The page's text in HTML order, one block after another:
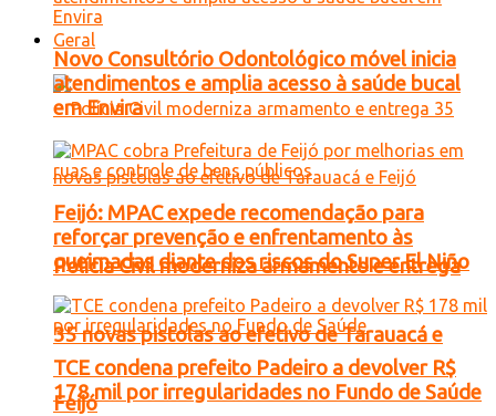
Geral
Polícia Civil moderniza armamento e entrega
35 novas pistolas ao efetivo de Tarauacá e
Feijó
Novo Consultório Odontológico móvel inicia
atendimentos e amplia acesso à saúde bucal
em Envira
Feijó: MPAC expede recomendação para
reforçar prevenção e enfrentamento às
queimadas diante dos riscos do Super El Niño
TCE condena prefeito Padeiro a devolver R$
178 mil por irregularidades no Fundo de Saúde